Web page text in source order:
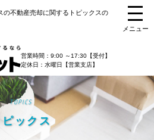
の不動産売却に関するトピックスの
営業時間：9:00 ～17:30【受付】
定休日：水曜日【営業支店】
メニュー
TOPICS
ックス